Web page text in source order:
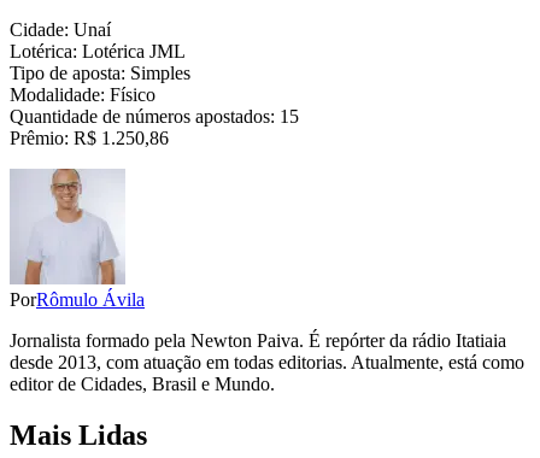
Cidade: Unaí
Lotérica: Lotérica JML
Tipo de aposta: Simples
Modalidade: Físico
Quantidade de números apostados: 15
Prêmio: R$ 1.250,86
PorRômulo Ávila
Jornalista formado pela Newton Paiva. É repórter da rádio Itatiaia
desde 2013, com atuação em todas editorias. Atualmente, está como
editor de Cidades, Brasil e Mundo.
Mais Lidas